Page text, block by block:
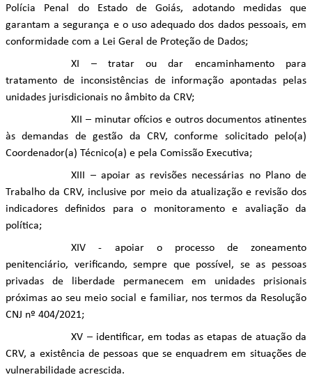
Polícia Penal do Estado de Goiás, adotando medidas que
garantam a segurança e o uso adequado dos dados pessoais, em
conformidade com a Lei Geral de Proteção de Dados;
XI – tratar ou dar encaminhamento para
tratamento de inconsistências de informação apontadas pelas
unidades jurisdicionais no âmbito da CRV;
XII – minutar ofícios e outros documentos atinentes
às demandas de gestão da CRV, conforme solicitado pelo(a)
Coordenador(a) Técnico(a) e pela Comissão Executiva;
XIII – apoiar as revisões necessárias no Plano de
Trabalho da CRV, inclusive por meio da atualização e revisão dos
indicadores definidos para o monitoramento e avaliação da
política;
XIV - apoiar o processo de zoneamento
penitenciário, verificando, sempre que possível, se as pessoas
privadas de liberdade permanecem em unidades prisionais
próximas ao seu meio social e familiar, nos termos da Resolução
CNJ nº 404/2021;
XV – identificar, em todas as etapas de atuação da
CRV, a existência de pessoas que se enquadrem em situações de
vulnerabilidade acrescida.